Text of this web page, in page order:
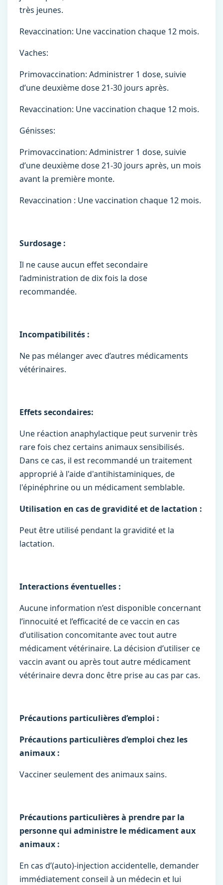
très jeunes.
Revaccination: Une vaccination chaque 12 mois.
Vaches:
Primovaccination: Administrer 1 dose, suivie
d’une deuxième dose 21-30 jours après.
Revaccination: Une vaccination chaque 12 mois.
Génisses:
Primovaccination: Administrer 1 dose, suivie
d’une deuxième dose 21-30 jours après, un mois
avant la première monte.
Revaccination : Une vaccination chaque 12 mois.
Surdosage :
Il ne cause aucun effet secondaire
l’administration de dix fois la dose
recommandée.
Incompatibilités :
Ne pas mélanger avec d’autres médicaments
vétérinaires.
Effets secondaires:
Une réaction anaphylactique peut survenir très
rare fois chez certains animaux sensibilisés.
Dans ce cas, il est recommandé un traitement
approprié à l'aide d'antihistaminiques, de
l'épinéphrine ou un médicament semblable.
Utilisation en cas de gravidité et de lactation :
Peut être utilisé pendant la gravidité et la
lactation.
Interactions éventuelles :
Aucune information n’est disponible concernant
l’innocuité et l’efficacité de ce vaccin en cas
d’utilisation concomitante avec tout autre
médicament vétérinaire. La décision d’utiliser ce
vaccin avant ou après tout autre médicament
vétérinaire devra donc être prise au cas par cas.
Précautions particulières d’emploi :
Précautions particulières d’emploi chez les
animaux :
Vacciner seulement des animaux sains.
Précautions particulières à prendre par la
personne qui administre le médicament aux
animaux :
En cas d’(auto)-injection accidentelle, demander
immédiatement conseil à un médecin et lui